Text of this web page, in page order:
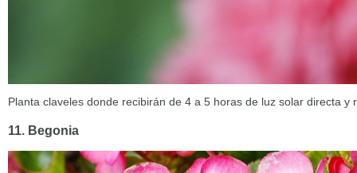
Planta claveles donde recibirán de 4 a 5 horas de luz solar directa y
11. Begonia